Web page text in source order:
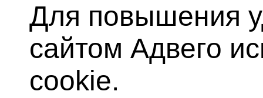
Для повышения
сайтом Адвего
cookie.